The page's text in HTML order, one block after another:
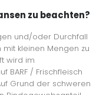
zu beachten?
und/oder Durchfall
kleinen Mengen zu
wird im
BARF / Frischfleisch
Grund der schweren